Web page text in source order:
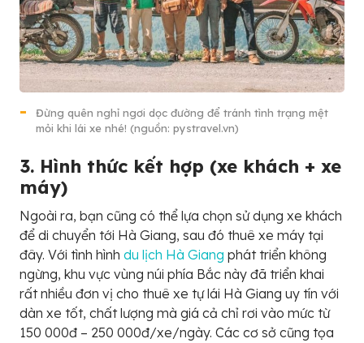
Đừng quên nghỉ ngơi dọc đường để tránh tình trạng mệt
mỏi khi lái xe nhé! (nguồn: pystravel.vn)
3. Hình thức kết hợp (xe khách + xe
máy)
Ngoài ra, bạn cũng có thể lựa chọn sử dụng xe khách
để di chuyển tới Hà Giang, sau đó thuê xe máy tại
đây. Với tình hình du lịch Hà Giang phát triển không
ngừng, khu vực vùng núi phía Bắc này đã triển khai
rất nhiều đơn vị cho thuê xe tự lái Hà Giang uy tín với
dàn xe tốt, chất lượng mà giá cả chỉ rơi vào mức từ
150 000đ – 250 000đ/xe/ngày. Các cơ sở cũng tọa